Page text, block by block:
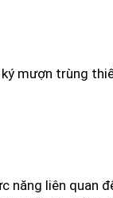
ký mượn trùng
năng liên